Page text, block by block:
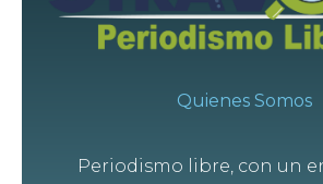
Quienes Somos
Periodismo libre, con un